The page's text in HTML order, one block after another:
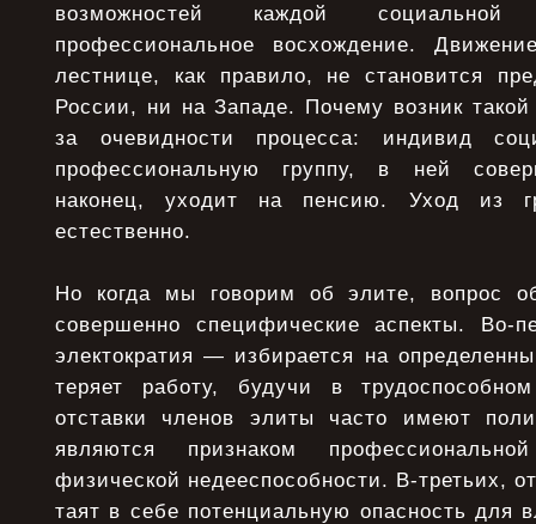
возможностей каждой
профессиональное восхождение.
лестнице, как правило, не становится
России, ни на Западе. Почему возник такой
за очевидности процесса: индивид
профессиональную группу, в ней
наконец, уходит на пенсию. Уход из
естественно.
Но когда мы говорим об элите, вопрос
совершенно специфические аспекты.
электократия — избирается на
теряет работу, будучи в
отставки членов элиты часто имеют
являются признаком
физической недееспособности. В-третьих,
таят в себе потенциальную опасность для